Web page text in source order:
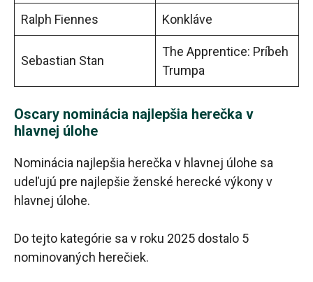
Ralph Fiennes Konkláve
Sebastian Stan
The Apprentice: Príbeh
Trumpa
Oscary nominácia najlepšia herečka v
hlavnej úlohe
Nominácia najlepšia herečka v hlavnej úlohe sa
udeľujú pre najlepšie ženské herecké výkony v
hlavnej úlohe.
Do tejto kategórie sa v roku 2025 dostalo 5
nominovaných herečiek.